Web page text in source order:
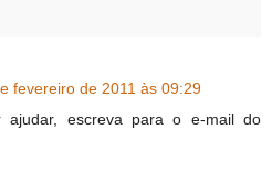
fevereiro de 2011 às 09:29
ajudar, escreva para o e-mail do